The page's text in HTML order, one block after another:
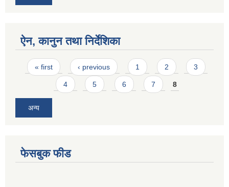
ऐन, कानुन तथा निर्देशिका
Pages
« first ‹ previous 1 2 3
4 5 6 7 8
अन्य
फेसबुक फीड